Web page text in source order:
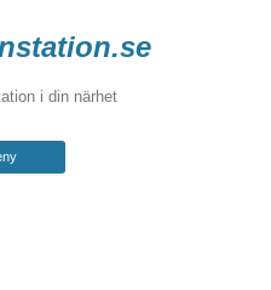
i din närhet
Hoppa
till